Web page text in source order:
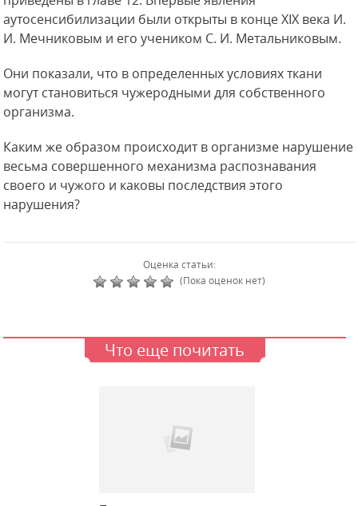
аутосенсибилизации были открыты в конце XIX века И.
И. Мечниковым и его учеником С. И. Метальниковым.
Они показали, что в определенных условиях ткани
могут становиться чужеродными для собственного
организма.
Каким же образом происходит в организме нарушение
весьма совершенного механизма распознавания
своего и чужого и каковы последствия этого
нарушения?
Оценка статьи:
(Пока оценок нет)
Что еще почитать